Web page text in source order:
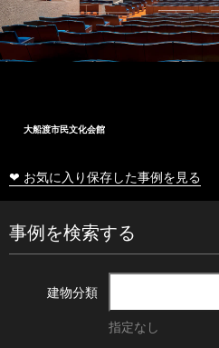
大船渡市民文化会館
❤ お気に入り保存した事例を見る
事例を検索する
建物分類
指定なし